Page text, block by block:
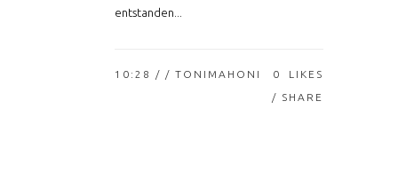
entstanden...
10:28 / / TONIMAHONI 0
LIKES
SHARE